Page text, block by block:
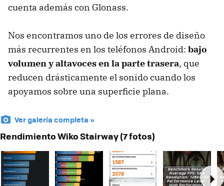
cuenta además con Glonass.
Nos encontramos uno de los errores de diseño
más recurrentes en los teléfonos Android: bajo
volumen y altavoces en la parte trasera, que
reducen drásticamente el sonido cuando los
apoyamos sobre una superficie plana.
Ver galería completa »
Rendimiento Wiko Stairway (7 fotos)